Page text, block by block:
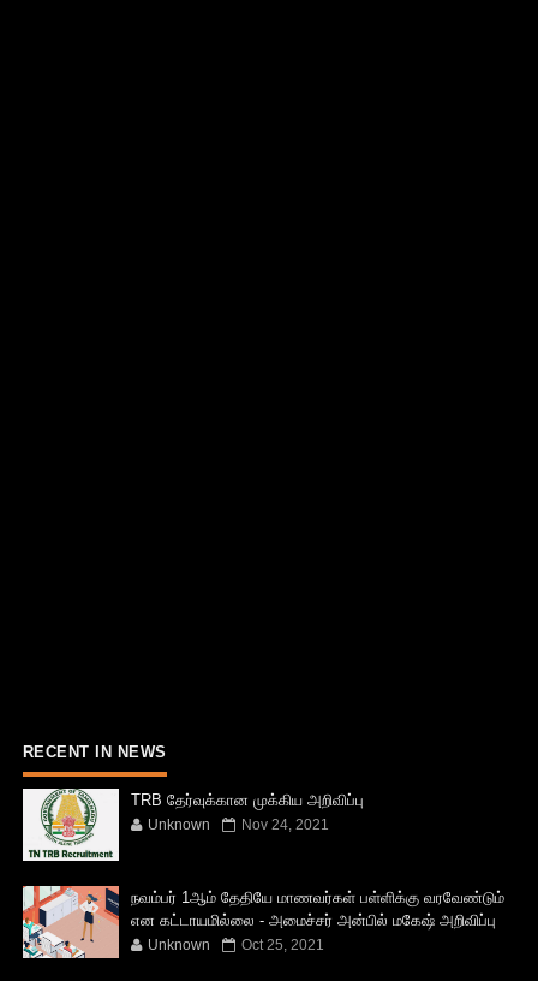
RECENT IN NEWS
TRB தேர்வுக்கான முக்கிய அறிவிப்பு
Unknown Nov 24, 2021
நவம்பர் 1ஆம் தேதியே மாணவர்கள் பள்ளிக்கு வரவேண்டும்
என கட்டாயமில்லை - அமைச்சர் அன்பில் மகேஷ் அறிவிப்பு
Unknown Oct 25, 2021